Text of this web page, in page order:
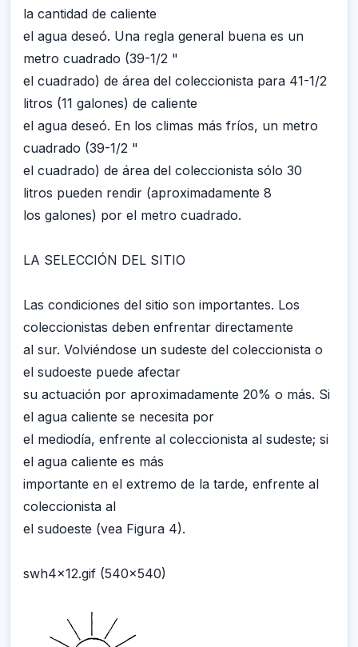
la cantidad de caliente
el agua deseó. Una regla general buena es un
metro cuadrado (39-1/2 "
el cuadrado) de área del coleccionista para 41-1/2
litros (11 galones) de caliente
el agua deseó. En los climas más fríos, un metro
cuadrado (39-1/2 "
el cuadrado) de área del coleccionista sólo 30
litros pueden rendir (aproximadamente 8
los galones) por el metro cuadrado.
LA SELECCIÓN DEL SITIO
Las condiciones del sitio son importantes. Los
coleccionistas deben enfrentar directamente
al sur. Volviéndose un sudeste del coleccionista o
el sudoeste puede afectar
su actuación por aproximadamente 20% o más. Si
el agua caliente se necesita por
el mediodía, enfrente al coleccionista al sudeste; si
el agua caliente es más
importante en el extremo de la tarde, enfrente al
coleccionista al
el sudoeste (vea Figura 4).
swh4x12.gif (540x540)